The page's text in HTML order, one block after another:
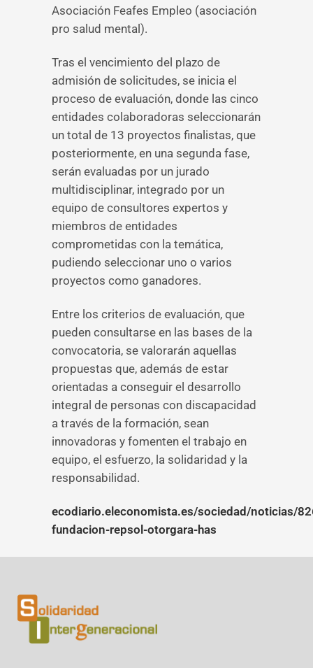
Asociación Feafes Empleo (asociación
pro salud mental).
Tras el vencimiento del plazo de
admisión de solicitudes, se inicia el
proceso de evaluación, donde las cinco
entidades colaboradoras seleccionarán
un total de 13 proyectos finalistas, que
posteriormente, en una segunda fase,
serán evaluadas por un jurado
multidisciplinar, integrado por un
equipo de consultores expertos y
miembros de entidades
comprometidas con la temática,
pudiendo seleccionar uno o varios
proyectos como ganadores.
Entre los criterios de evaluación, que
pueden consultarse en las bases de la
convocatoria, se valorarán aquellas
propuestas que, además de estar
orientadas a conseguir el desarrollo
integral de personas con discapacidad
a través de la formación, sean
innovadoras y fomenten el trabajo en
equipo, el esfuerzo, la solidaridad y la
responsabilidad.
ecodiario.eleconomista.es/sociedad/noticias/
fundacion-repsol-otorgara-has